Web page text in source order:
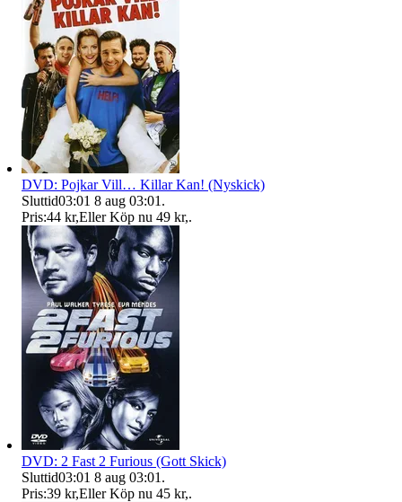
DVD: Pojkar Vill… Killar Kan! (Nyskick)
Sluttid03:01 8 aug 03:01 .
Pris:44 kr,Eller Köp nu 49 kr,.
DVD: 2 Fast 2 Furious (Gott Skick)
Sluttid03:01 8 aug 03:01 .
Pris:39 kr,Eller Köp nu 45 kr,.